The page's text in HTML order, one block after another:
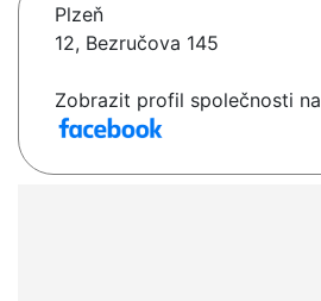
Plzeň
12, Bezručova 145
Zobrazit profil společnosti na